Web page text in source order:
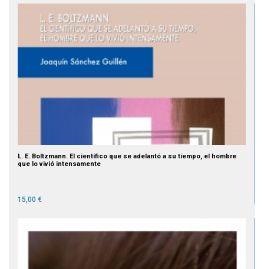
L. E. Boltzmann. El científico que se adelantó a su tiempo, el hombre
que lo vivió intensamente
15,00 €